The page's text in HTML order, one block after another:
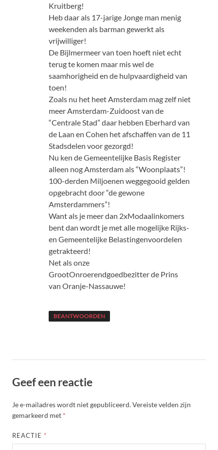
Kruitberg!
Heb daar als 17-jarige Jonge man menig
weekenden als barman gewerkt als
vrijwilliger!
De Bijlmermeer van toen hoeft niet echt
terug te komen maar mis wel de
saamhorigheid en de hulpvaardigheid van
toen!
Zoals nu het heet Amsterdam mag zelf niet
meer Amsterdam-Zuidoost van de
“Centrale Stad” daar hebben Eberhard van
de Laan en Cohen het afschaffen van de 11
Stadsdelen voor gezorgd!
Nu ken de Gemeentelijke Basis Register
alleen nog Amsterdam als “Woonplaats”!
100-derden Miljoenen weggegooid gelden
opgebracht door “de gewone
Amsterdammers”!
Want als je meer dan 2xModaalinkomers
bent dan wordt je met alle mogelijke Rijks-
en Gemeentelijke Belastingenvoordelen
getrakteerd!
Net als onze
GrootOnroerendgoedbezitter de Prins
van Oranje-Nassauwe!
BEANTWOORDEN
Geef een reactie
Je e-mailadres wordt niet gepubliceerd.Vereiste velden zijn
gemarkeerd met *
REACTIE *